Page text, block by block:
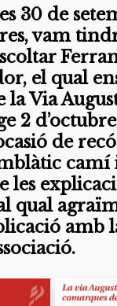
30 de
vam
el qual
la Via
2
de
camí
les
al qual
amb